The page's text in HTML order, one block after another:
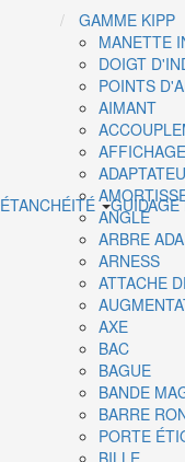
ÉTANCHÉITÉ
GAMME KIPP
MANETTE
DOIGT
POINTS
AIMANT
ANGLE
ARBRE
ARNESS
ATTACHE
AXE
BAC
BAGUE
BANDE
BARRE
PORTE
BILLE